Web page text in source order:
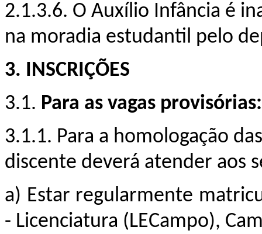
2.1.3.6. O Auxílio Infância é
na moradia estudantil pelo
3. INSCRIÇÕES
3.1. Para as vagas provisórias:
3.1.1. Para a homologação
discente deverá atender aos
a) Estar regularmente
- Licenciatura (LECampo),